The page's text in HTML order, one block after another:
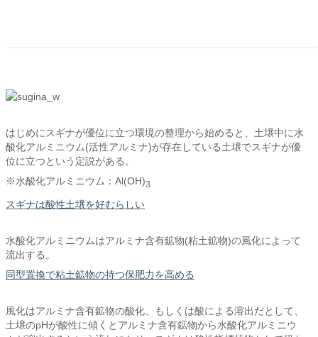
はじめにスギナが優位に立つ環境の整理から始めると、土壌中に水
酸化アルミニウム(活性アルミナ)が存在している土壌でスギナが優
位に立つという定説がある。
※水酸化アルミニウム：Al(OH)3
スギナは酸性土壌を好むらしい
水酸化アルミニウムはアルミナ含有鉱物(粘土鉱物)の風化によって
流出する。
同型置換で粘土鉱物の持つ保肥力を高める
風化はアルミナ含有鉱物の酸化、もしくは酸による溶出だとして、
土壌のpHが酸性に傾くとアルミナ含有鉱物から水酸化アルミニウ